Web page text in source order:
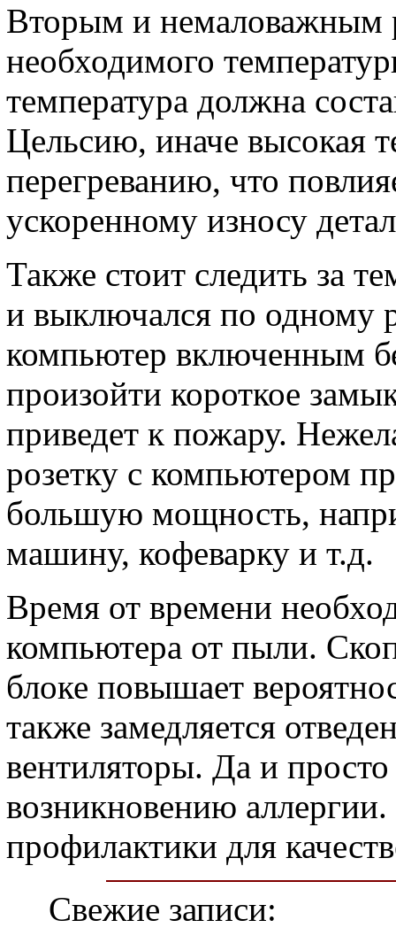
Вторым и немаловажным
необходимого
температура должна
Цельсию, иначе высокая
перегреванию, что
ускоренному износу
Также стоит следить за
и выключался по одному
компьютер включенным
произойти короткое
приведет к пожару.
розетку с компьютером
большую мощность,
машину, кофеварку и т.д.
Время от времени
компьютера от пыли.
блоке повышает
также замедляется
вентиляторы. Да и
возникновению
профилактики для
Свежие записи: